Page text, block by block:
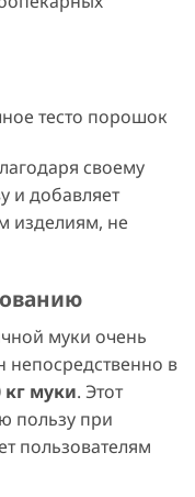
тесто порошок
своему
и добавляет
изделиям, не
муки очень
непосредственно в
кг муки. Этот
пользу при
пользователям